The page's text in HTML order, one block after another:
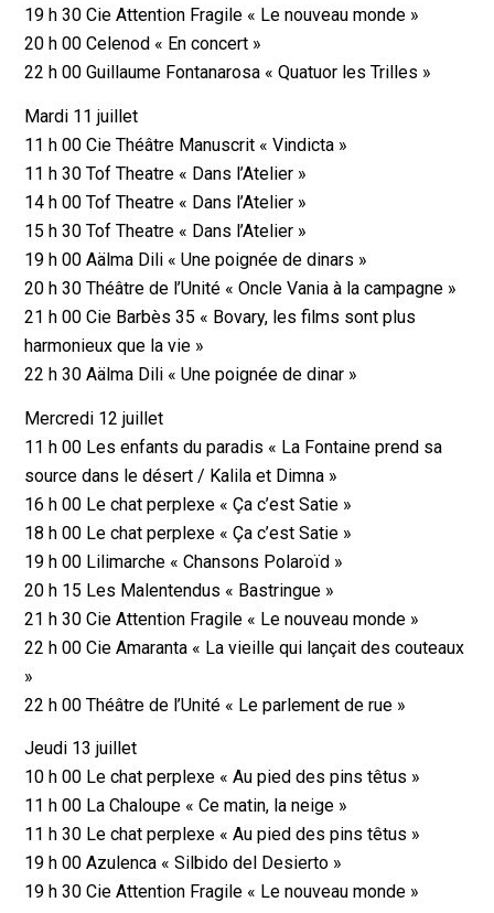
19 h 30 Cie Attention Fragile « Le nouveau monde »
20 h 00 Celenod « En concert »
22 h 00 Guillaume Fontanarosa « Quatuor les Trilles »
Mardi 11 juillet
11 h 00 Cie Théâtre Manuscrit « Vindicta »
11 h 30 Tof Theatre « Dans l’Atelier »
14 h 00 Tof Theatre « Dans l’Atelier »
15 h 30 Tof Theatre « Dans l’Atelier »
19 h 00 Aälma Dili « Une poignée de dinars »
20 h 30 Théâtre de l’Unité « Oncle Vania à la campagne »
21 h 00 Cie Barbès 35 « Bovary, les films sont plus
harmonieux que la vie »
22 h 30 Aälma Dili « Une poignée de dinar »
Mercredi 12 juillet
11 h 00 Les enfants du paradis « La Fontaine prend sa
source dans le désert / Kalila et Dimna »
16 h 00 Le chat perplexe « Ça c’est Satie »
18 h 00 Le chat perplexe « Ça c’est Satie »
19 h 00 Lilimarche « Chansons Polaroïd »
20 h 15 Les Malentendus « Bastringue »
21 h 30 Cie Attention Fragile « Le nouveau monde »
22 h 00 Cie Amaranta « La vieille qui lançait des couteaux
»
22 h 00 Théâtre de l’Unité « Le parlement de rue »
Jeudi 13 juillet
10 h 00 Le chat perplexe « Au pied des pins têtus »
11 h 00 La Chaloupe « Ce matin, la neige »
11 h 30 Le chat perplexe « Au pied des pins têtus »
19 h 00 Azulenca « Silbido del Desierto »
19 h 30 Cie Attention Fragile « Le nouveau monde »